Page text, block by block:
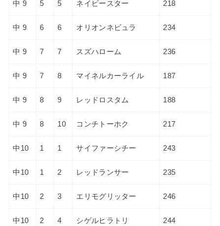
中 9 5 5 ネイビースター 218
中 9 6 6 オリオンネビュラ 234
中 9 7 7 スズハローム 236
中 9 7 8 マイネルカーライル 187
中 9 8 9 レッドロスタム 188
中 9 8 10 コンチトーホク 217
中10 1 1 サイファーシチー 243
中10 1 2 レッドランサー 235
中10 2 3 エリモグリッター 246
中10 2 4 シゲルヒラトリ 244